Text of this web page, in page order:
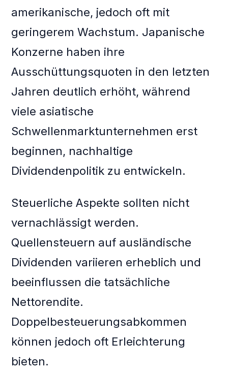
amerikanische, jedoch oft mit
geringerem Wachstum. Japanische
Konzerne haben ihre
Ausschüttungsquoten in den letzten
Jahren deutlich erhöht, während
viele asiatische
Schwellenmarktunternehmen erst
beginnen, nachhaltige
Dividendenpolitik zu entwickeln.
Steuerliche Aspekte sollten nicht
vernachlässigt werden.
Quellensteuern auf ausländische
Dividenden variieren erheblich und
beeinflussen die tatsächliche
Nettorendite.
Doppelbesteuerungsabkommen
können jedoch oft Erleichterung
bieten.